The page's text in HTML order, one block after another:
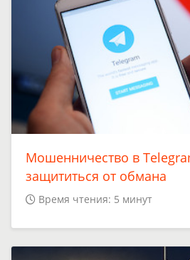
Мошенничество в
защититься от обмана
Время чтения: 5 минут